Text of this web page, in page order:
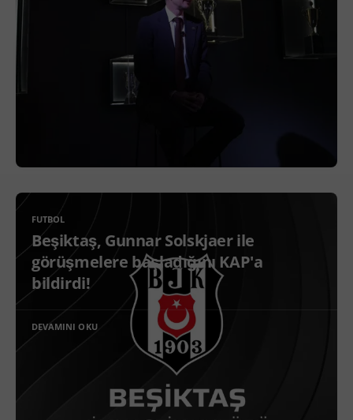
FUTBOL
Beşiktaş, Gunnar Solskjaer ile
görüşmelere başladığını KAP'a
bildirdi!
DEVAMINI OKU